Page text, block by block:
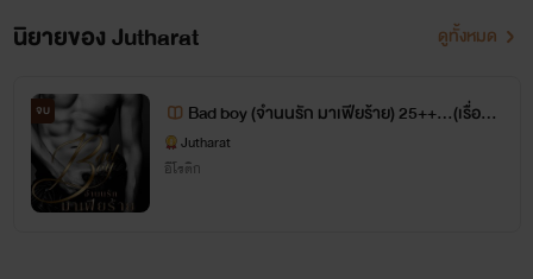
ก่อนอื่นไรท์ต้องขอขอบคุณสำหรับ
แรงสนับสนุนด้วยนะคะ
นิยายของ Jutharat ดูทั้งหมด
จบ
Bad boy (จำนนรัก มาเฟียร้าย) 25++...(เรื่องต่
อ Bad doctor)
Jutharat
อีโรติก